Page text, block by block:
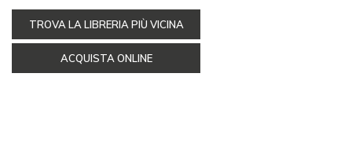
TROVA LA LIBRERIA PIÙ VICINA
ACQUISTA ONLINE